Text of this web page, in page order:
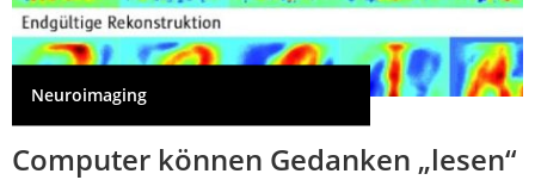
Neuroimaging
Computer können Gedanken „lesen“